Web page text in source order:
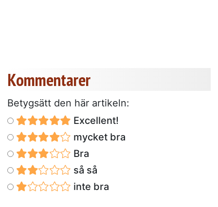
Kommentarer
Betygsätt den här artikeln:
Excellent!
mycket bra
Bra
så så
inte bra